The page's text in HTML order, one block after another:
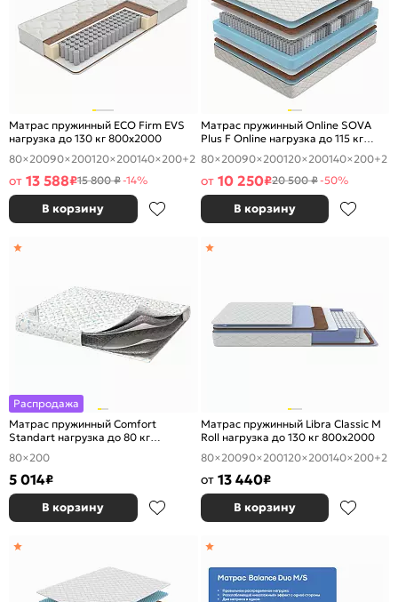
Матрас пружинный ECO Firm EVS
нагрузка до 130 кг 800x2000
80×20090×200120×200140×200+2
от 13 588₽15 800 ₽-14%
В корзину
Матрас пружинный Online SOVA
Plus F Online нагрузка до 115 кг
800x2000
80×20090×200120×200140×200+2
от 10 250₽20 500 ₽-50%
В корзину
Распродажа
Матрас пружинный Comfort
Standart нагрузка до 80 кг
800x2000
80×200
5 014₽
В корзину
Матрас пружинный Libra Classic M
Roll нагрузка до 130 кг 800x2000
80×20090×200120×200140×200+2
от 13 440₽
В корзину